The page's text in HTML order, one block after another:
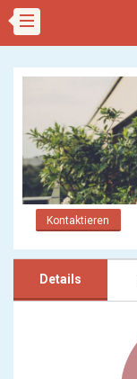
Kontaktieren
Details